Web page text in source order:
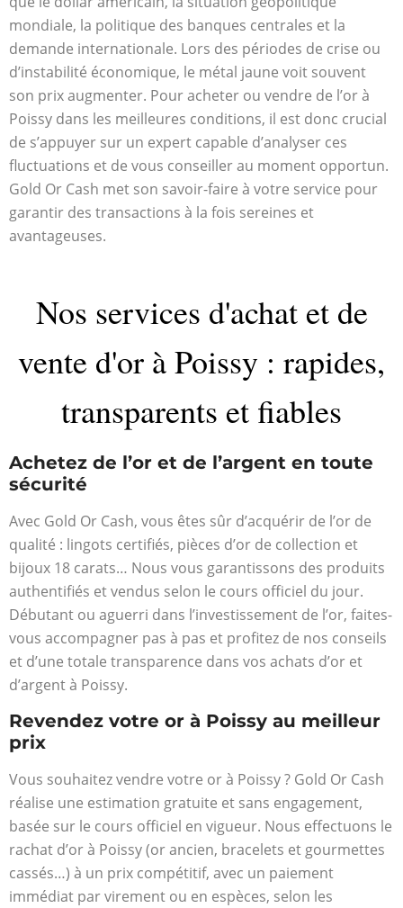
mondiale, la politique des banques centrales et la
demande internationale. Lors des périodes de crise ou
d’instabilité économique, le métal jaune voit souvent
son prix augmenter. Pour acheter ou vendre de l’or à
Poissy dans les meilleures conditions, il est donc crucial
de s’appuyer sur un expert capable d’analyser ces
fluctuations et de vous conseiller au moment opportun.
Gold Or Cash met son savoir-faire à votre service pour
garantir des transactions à la fois sereines et
avantageuses.
Nos services d'achat et de
vente d'or à Poissy : rapides,
transparents et fiables
Achetez de l’or et de l’argent en toute
sécurité
Avec Gold Or Cash, vous êtes sûr d’acquérir de l’or de
qualité : lingots certifiés, pièces d’or de collection et
bijoux 18 carats… Nous vous garantissons des produits
authentifiés et vendus selon le cours officiel du jour.
Débutant ou aguerri dans l’investissement de l’or, faites-
vous accompagner pas à pas et profitez de nos conseils
et d’une totale transparence dans vos achats d’or et
d’argent à Poissy.
Revendez votre or à Poissy au meilleur
prix
Vous souhaitez vendre votre or à Poissy ? Gold Or Cash
réalise une estimation gratuite et sans engagement,
basée sur le cours officiel en vigueur. Nous effectuons le
rachat d’or à Poissy (or ancien, bracelets et gourmettes
cassés…) à un prix compétitif, avec un paiement
immédiat par virement ou en espèces, selon les